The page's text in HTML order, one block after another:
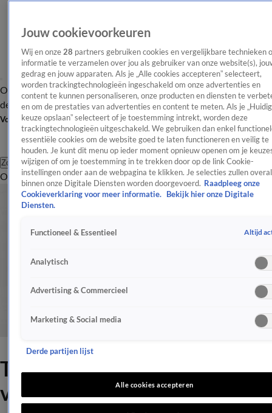
OverzichtAfleveringen Entertainment TV Algemeen
Tip
de redactieNieuwsbrief
Volg Shownieuws
Zoeken
OverzichtEntertainmentSpraakmakendRealityCrimeVideo's
Top-snookerspeler
veroordeeld voor gokken op
Jouw cookievoorkeuren
Wij en onze 28 partners gebruiken cookies en vergelijkbare technieken
informatie te verzamelen over jou als gebruiker van onze website(s),
gedrag en jouw apparaten. Als je „Alle cookies accepteren” selecteert,
worden trackingtechnologieën ingeschakeld om onze advertenties en
content te kunnen personaliseren, onze producten en diensten te
en om de prestaties van advertenties en content te meten. Als je
keuze opslaan” selecteert of je toestemming intrekt, worden deze
trackingtechnologieën uitgeschakeld. We gebruiken dan enkel
essentiële cookies om de website goed te laten functioneren en veilig te
houden. Je kunt dit menu op ieder moment opnieuw openen om je
wijzigen of om je toestemming in te trekken door op de link Cookie-
instellingen onder aan de webpagina te klikken. Je selecties zullen overal
binnen onze Digitale Diensten worden doorgevoerd. Raadpleeg onze
Cookieverklaring voor meer informatie.
Bekijk hier onze Digitale
Diensten.
Functioneel & Essentieel Altijd
Analytisch
Advertising & Commercieel
Marketing & Social media
Derde partijen lijst
Alle cookies accepteren